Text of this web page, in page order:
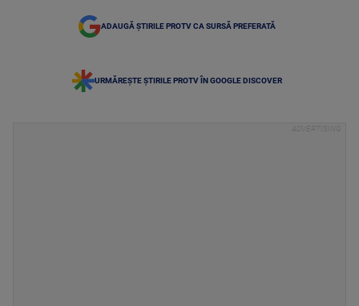
ADAUGĂ ȘTIRILE PROTV CA SURSĂ PREFERATĂ
URMĂREȘTE ȘTIRILE PROTV ÎN GOOGLE DISCOVER